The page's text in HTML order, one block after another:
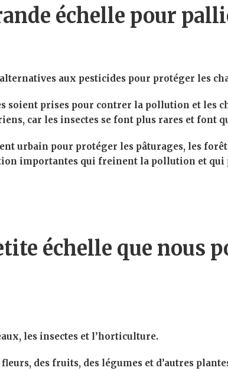
échelle pour
aux pesticides pour protéger les
soient prises pour contrer la pollution et les
car les insectes se font plus rares et font
urbain pour protéger les pâturages, les
importantes qui freinent la pollution et qui
échelle que nous
les insectes et l’horticulture.
des fruits, des légumes et d’autres